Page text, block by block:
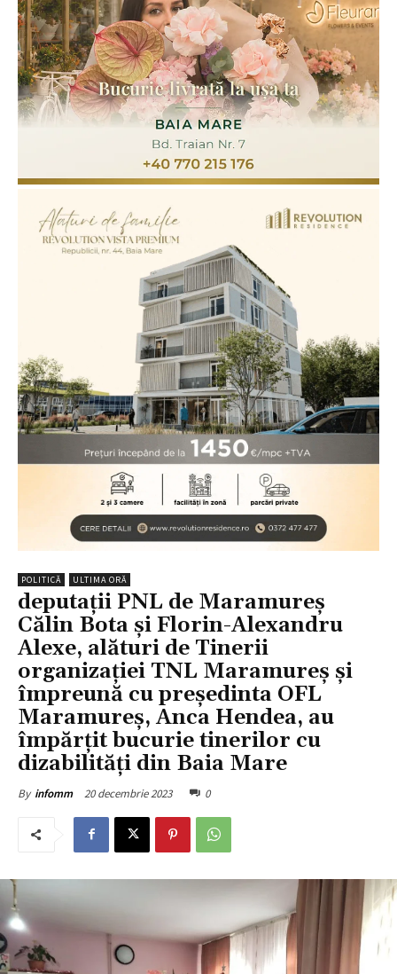
POLITICĂ ULTIMA ORĂ
deputații PNL de Maramureș
Călin Bota și Florin-Alexandru
Alexe, alături de Tinerii
organizației TNL Maramureș și
împreună cu președinta OFL
Maramureș, Anca Hendea, au
împărțit bucurie tinerilor cu
dizabilități din Baia Mare
By infomm 20 decembrie 2023 0